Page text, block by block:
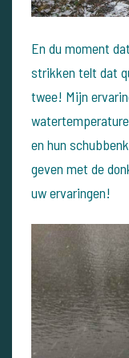
En du moment
strikken telt dat
twee! Mijn
en hun
geven met de
uw ervaringen!